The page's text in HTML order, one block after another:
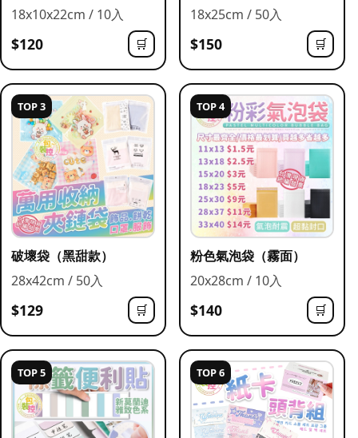
18x10x22cm / 10入
$120 🛒
18x25cm / 50入
$150 🛒
TOP 3
破壞袋（黑甜款）
28x42cm / 50入
$129 🛒
TOP 4
粉色氣泡袋（霧面）
20x28cm / 10入
$140 🛒
TOP 5 TOP 6